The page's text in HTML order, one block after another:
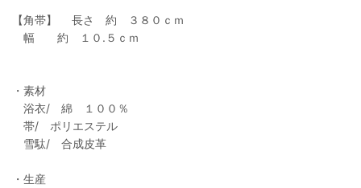
【角帯】 長さ 約 ３８０ｃｍ
幅 約 １０.５ｃｍ
・素材
浴衣/ 綿 １００％
帯/ ポリエステル
雪駄/ 合成皮革
・生産